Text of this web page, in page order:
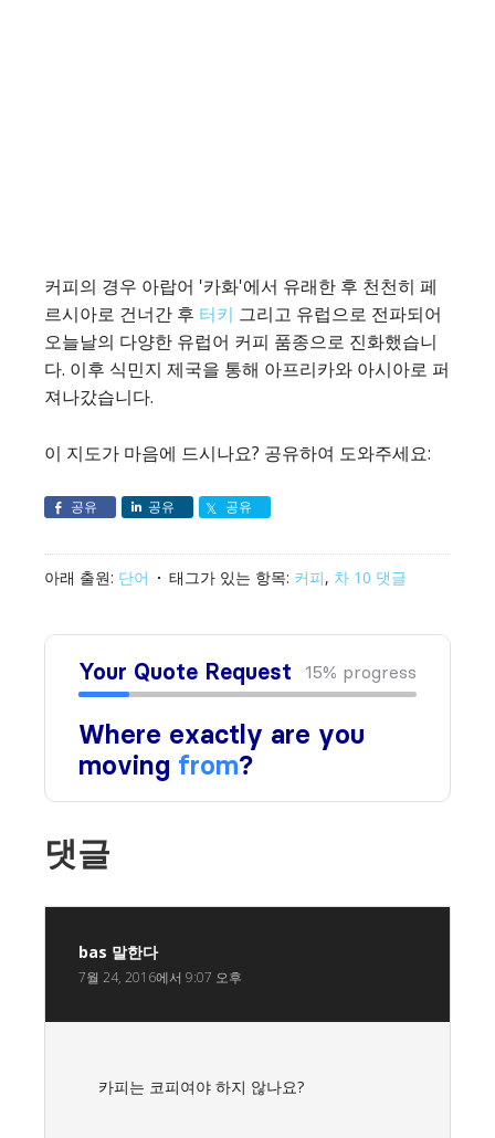
커피의 경우 아랍어 '카화'에서 유래한 후 천천히 페
르시아로 건너간 후 터키 그리고 유럽으로 전파되어
오늘날의 다양한 유럽어 커피 품종으로 진화했습니
다. 이후 식민지 제국을 통해 아프리카와 아시아로 퍼
져나갔습니다.
이 지도가 마음에 드시나요? 공유하여 도와주세요:
공유 공유 공유
아래 출원: 단어 태그가 있는 항목: 커피, 차 10 댓글
댓글
bas 말한다
7월 24, 2016에서 9:07 오후
카피는 코피여야 하지 않나요?